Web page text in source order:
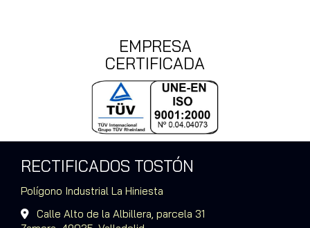
EMPRESA
CERTIFICADA
RECTIFICADOS TOSTÓN
Polígono Industrial La Hiniesta
Calle Alto de la Albillera, parcela 31